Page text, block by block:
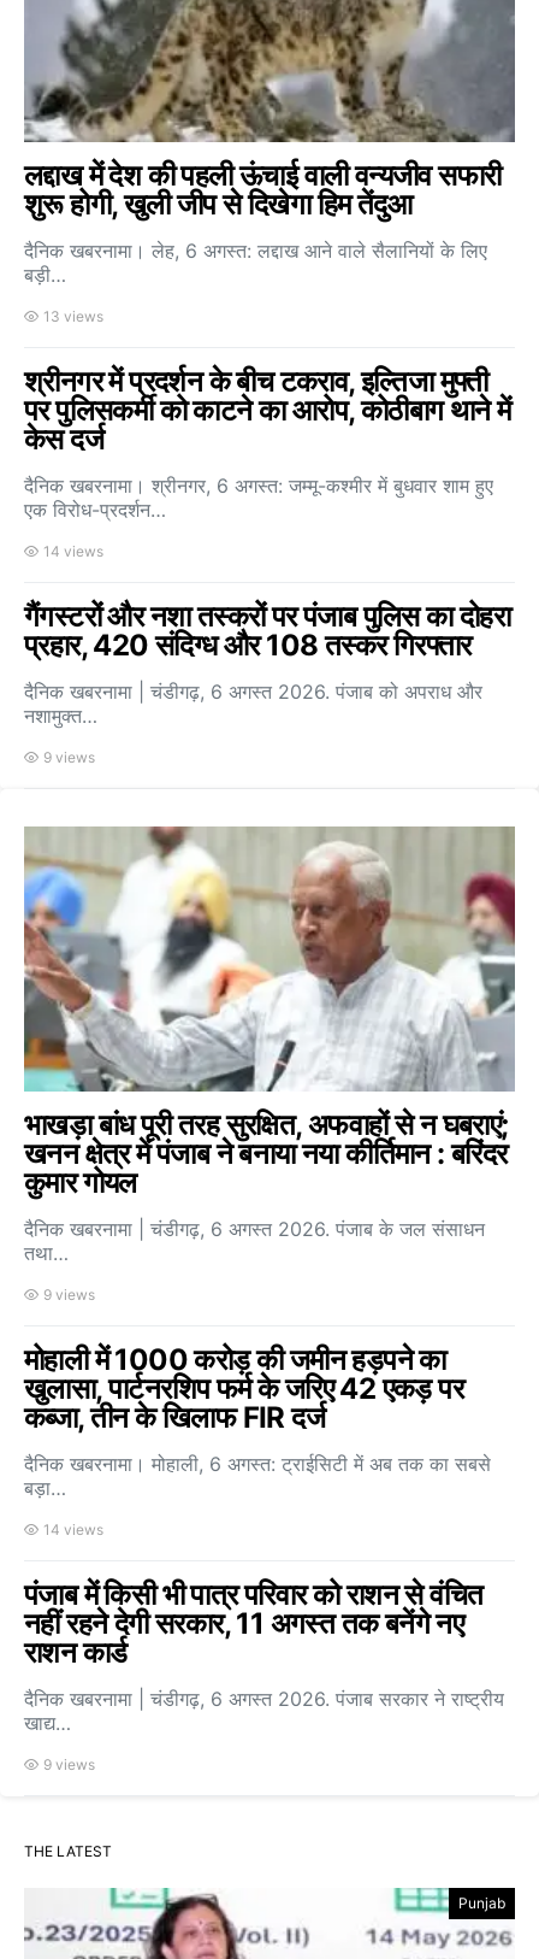
लद्दाख में देश की पहली ऊंचाई वाली वन्यजीव सफारी
शुरू होगी, खुली जीप से दिखेगा हिम तेंदुआ
दैनिक खबरनामा। लेह, 6 अगस्त: लद्दाख आने वाले सैलानियों के लिए
बड़ी…
13 views
श्रीनगर में प्रदर्शन के बीच टकराव, इल्तिजा मुफ्ती
पर पुलिसकर्मी को काटने का आरोप, कोठीबाग थाने में
केस दर्ज
दैनिक खबरनामा। श्रीनगर, 6 अगस्त: जम्मू-कश्मीर में बुधवार शाम हुए
एक विरोध-प्रदर्शन…
14 views
गैंगस्टरों और नशा तस्करों पर पंजाब पुलिस का दोहरा
प्रहार, 420 संदिग्ध और 108 तस्कर गिरफ्तार
दैनिक खबरनामा | चंडीगढ़, 6 अगस्त 2026. पंजाब को अपराध और
नशामुक्त…
9 views
भाखड़ा बांध पूरी तरह सुरक्षित, अफवाहों से न घबराएं;
खनन क्षेत्र में पंजाब ने बनाया नया कीर्तिमान : बरिंदर
कुमार गोयल
दैनिक खबरनामा | चंडीगढ़, 6 अगस्त 2026. पंजाब के जल संसाधन
तथा…
9 views
मोहाली में 1000 करोड़ की जमीन हड़पने का
खुलासा, पार्टनरशिप फर्म के जरिए 42 एकड़ पर
कब्जा, तीन के खिलाफ FIR दर्ज
दैनिक खबरनामा। मोहाली, 6 अगस्त: ट्राईसिटी में अब तक का सबसे
बड़ा…
14 views
पंजाब में किसी भी पात्र परिवार को राशन से वंचित
नहीं रहने देगी सरकार, 11 अगस्त तक बनेंगे नए
राशन कार्ड
दैनिक खबरनामा | चंडीगढ़, 6 अगस्त 2026. पंजाब सरकार ने राष्ट्रीय
खाद्य…
9 views
THE LATEST
Punjab